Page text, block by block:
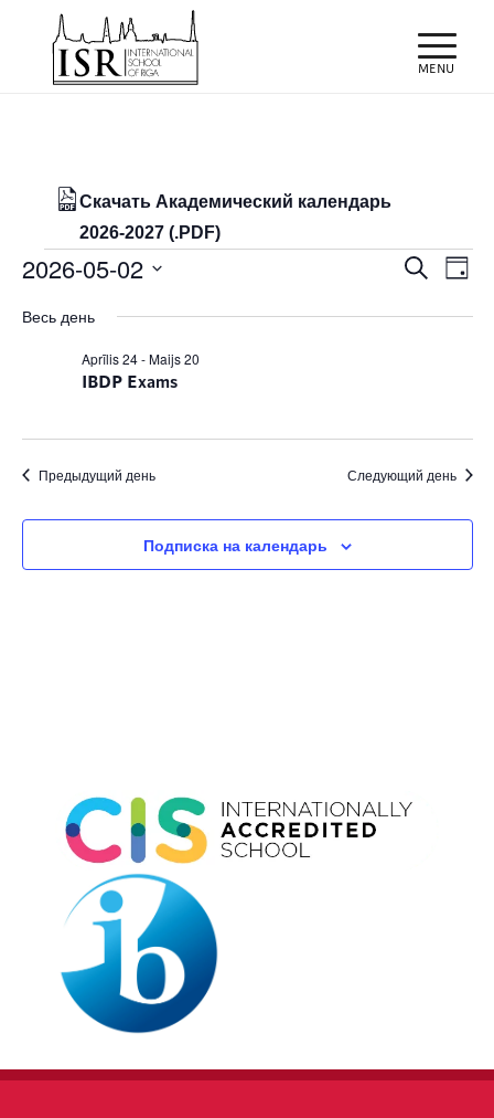
Скачать Академический календарь
2026-2027 (.PDF)
Мероприятия
for
02/05/2026
Поиск
Поиск
День
2026-05-02
дату.
Весь день
IBDP Exams
Aprīlis 24-Maijs 20
Предыдущий день Следующий день
Подписка на календарь